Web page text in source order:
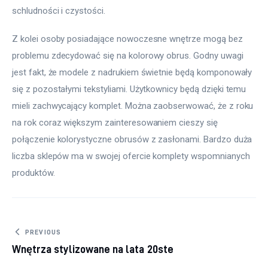
schludności i czystości.
Z kolei osoby posiadające nowoczesne wnętrze mogą bez
problemu zdecydować się na kolorowy obrus. Godny uwagi
jest fakt, że modele z nadrukiem świetnie będą komponowały
się z pozostałymi tekstyliami. Użytkownicy będą dzięki temu
mieli zachwycający komplet. Można zaobserwować, że z roku
na rok coraz większym zainteresowaniem cieszy się
połączenie kolorystyczne obrusów z zasłonami. Bardzo duża
liczba sklepów ma w swojej ofercie komplety wspomnianych
produktów.
Nawigacja wpisu
PREVIOUS
Wnętrza stylizowane na lata 20ste